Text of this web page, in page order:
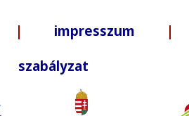
impresszum |
szabályzat